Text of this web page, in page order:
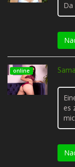
Da
online
es